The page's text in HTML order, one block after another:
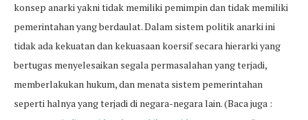
konsep anarki yakni tidak memiliki pemimpin dan tidak memiliki
pemerintahan yang berdaulat. Dalam sistem politik anarki ini
tidak ada kekuatan dan kekuasaan koersif secara hierarki yang
bertugas menyelesaikan segala permasalahan yang terjadi,
memberlakukan hukum, dan menata sistem pemerintahan
seperti halnya yang terjadi di negara-negara lain. (Baca juga :